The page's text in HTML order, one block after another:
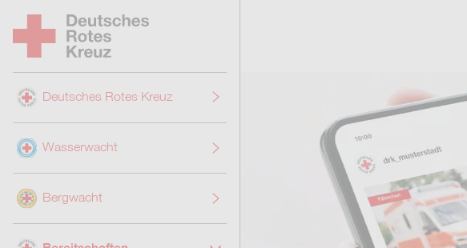
Zum Hauptinhalt springen
Zum Hauptmenü springen
Deutsches Rotes Kreuz
Wasserwacht
Bergwacht